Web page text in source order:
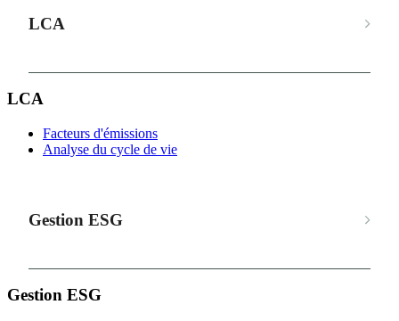
LCA
LCA
Facteurs d'émissions
Analyse du cycle de vie
Gestion ESG
Gestion ESG